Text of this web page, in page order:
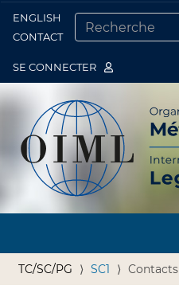
ENGLISH
CONTACT
SE CONNECTER
TC/SC/PG SC1 Contacts